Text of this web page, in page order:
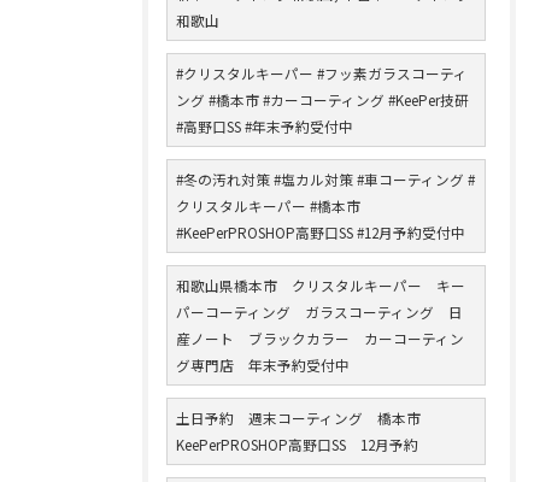
和歌山
#クリスタルキーパー #フッ素ガラスコーティ
ング #橋本市 #カーコーティング #KeePer技研
#高野口SS #年末予約受付中
#冬の汚れ対策 #塩カル対策 #車コーティング #
クリスタルキーパー #橋本市
#KeePerPROSHOP高野口SS #12月予約受付中
和歌山県橋本市 クリスタルキーパー キー
パーコーティング ガラスコーティング 日
産ノート ブラックカラー カーコーティン
グ専門店 年末予約受付中
土日予約 週末コーティング 橋本市
KeePerPROSHOP高野口SS 12月予約